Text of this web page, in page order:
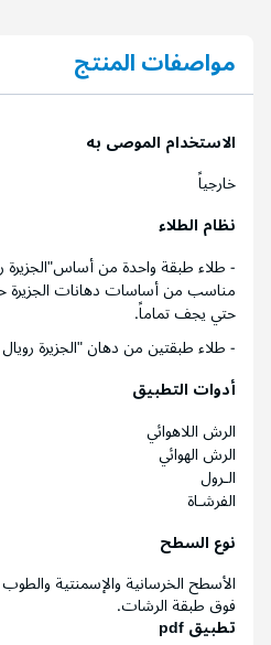
مواصفات المنتج
الاستخدام الموصى به
خارجياً
نظام الطلاء
- طلاء طبقة واحدة من أساس"الجزيرة
مناسب من أساسات دهانات
حتي يجف تماماً.
- طلاء طبقتين من دهان "الجزيرة
أدوات التطبيق
الرش اللاهوائي
الرش الهوائي
الـرول
الفرشـاة
نوع السطح
الأسطح الخرسانية والإسمنتية
فوق طبقة الرشات.
تطبيق pdf